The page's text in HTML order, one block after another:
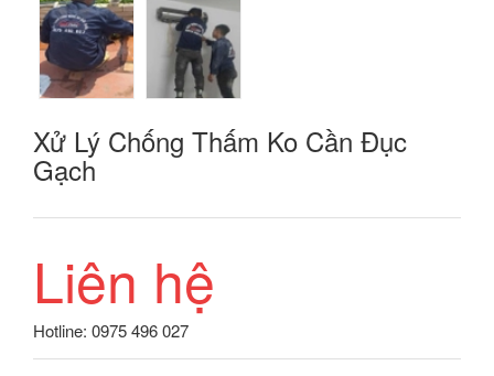
Xử Lý Chống Thấm Ko Cần Đục
Gạch
Liên hệ
Hotline: 0975 496 027